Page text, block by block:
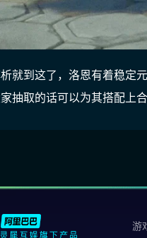
就到这了，洛恩有着稳定
抽取的话可以为其搭配上
游